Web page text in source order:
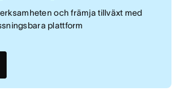
och främja tillväxt med
plattform